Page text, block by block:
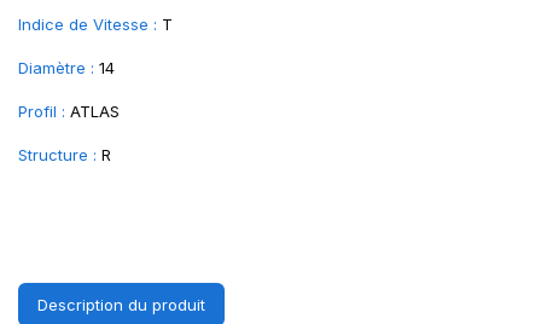
Indice de Vitesse : T
Diamètre : 14
Profil : ATLAS
Structure : R
Description du produit